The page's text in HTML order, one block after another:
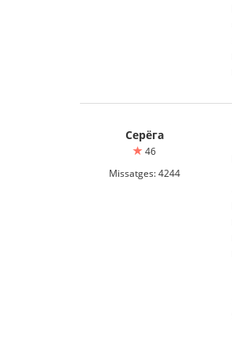
Серёга
46
Missatges: 4244